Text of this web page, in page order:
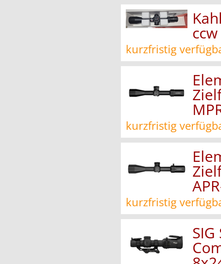
kurzfristig
kurzfristig
kurzfristig
SIG